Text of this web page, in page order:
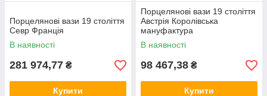
Порцелянові вази 19 століття
Севр Франція
В наявності
281 974,77 ₴
Купити
Порцелянові вази 19 століття
Австрія Королівська
мануфактура
В наявності
98 467,38 ₴
Купити